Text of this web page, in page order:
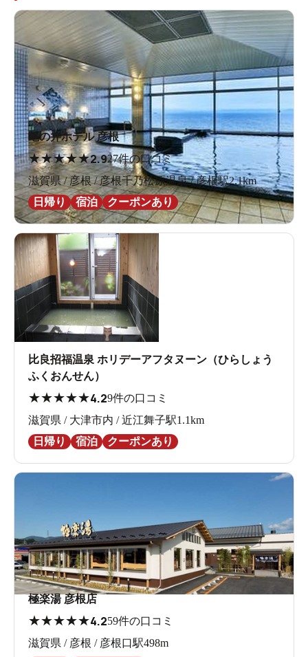
亀の井ホテル 彦根
★★★★★2.927件の口コミ
滋賀県 / 彦根 / 彦根千乃松原温泉 / 彦根駅2.1km
日帰り
宿泊 クーポンあり
比良招福温泉 ホリデーアフタヌーン（ひらしょう
ふくおんせん）
★★★★★4.29件の口コミ
滋賀県 / 大津市内 / 近江舞子駅1.1km
日帰り
宿泊 クーポンあり
極楽湯 彦根店
★★★★★4.259件の口コミ
滋賀県 / 彦根 / 彦根口駅498m